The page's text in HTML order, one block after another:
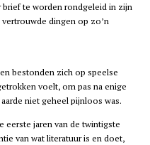
te worden rondgeleid in zijn
dingen op zo’n
bestonden zich op speelse
voelt, om pas na enige
niet geheel pijnloos was.
eerste jaren van de twintigste
van wat literatuur is en doet,